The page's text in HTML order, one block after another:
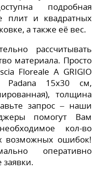
подробная
плит и квадратных
а также её вес.
рассчитывать
материала. Просто
Floreale A GRIGIO
Padana 15x30 см,
толщина
запрос – наши
помогут Вам
кол-во
возможных ошибок!
оперативно